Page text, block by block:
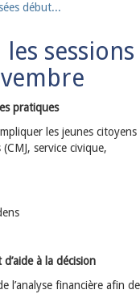
début...
sessions
pratiques
les jeunes citoyens
service civique,
à la décision
l’analyse financière afin de